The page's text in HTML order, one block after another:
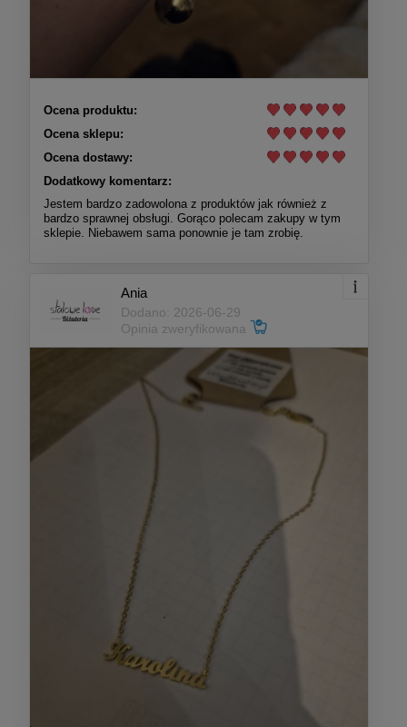
Ocena produktu:
Ocena sklepu:
Ocena dostawy:
Dodatkowy komentarz:
Jestem bardzo zadowolona z produktów jak również z
bardzo sprawnej obsługi. Gorąco polecam zakupy w tym
sklepie. Niebawem sama ponownie je tam zrobię.
Ania
Dodano: 2026-06-29
Opinia zweryfikowana